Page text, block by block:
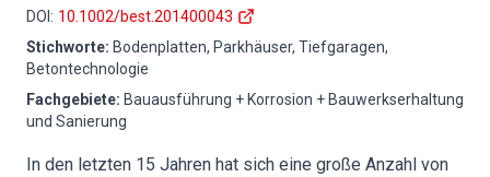
DOI : 10.1002/best.201400043
Stichworte: Bodenplatten, Parkhäuser, Tiefgaragen,
Betontechnologie
Fachgebiete: Bauausführung + Korrosion + Bauwerkserhaltung
und Sanierung
In den letzten 15 Jahren hat sich eine große Anzahl von